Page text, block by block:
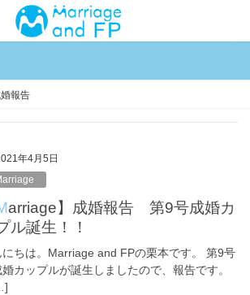
報告
年4月5日
成婚カ
ル誕生！！
にちは。Marriage and FPの栗本です。 第9号
カップルが誕生しましたので、報告です。